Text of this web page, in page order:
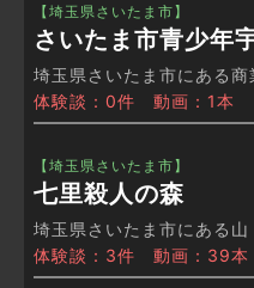
【埼玉県さいたま市】
さいたま市青少年
埼玉県さいたま市にある商
体験談：0件 動画：1本
【埼玉県さいたま市】
七里殺人の森
埼玉県さいたま市にある山
体験談：3件 動画：39本